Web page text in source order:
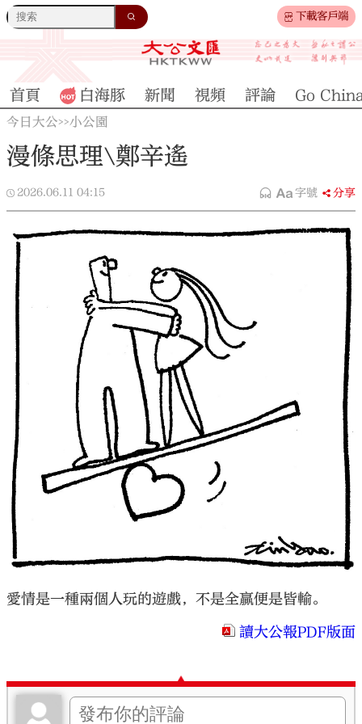
下載客戶端
大公文匯
首頁 白海豚 新聞 視頻 評論 Go
今日大公>>小公園
漫條思理\鄭辛遙
2026.06.11 04:15 字號 分享
愛情是一種兩個人玩的遊戲，不是全贏便是皆輸。
讀大公報PDF版面